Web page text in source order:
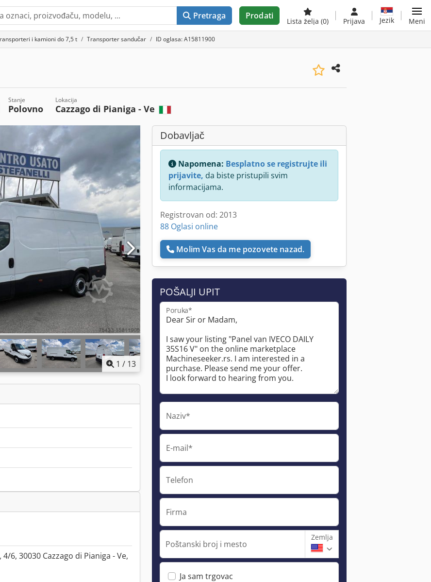
Pretraga Prodati
Lista želja (0) Prijava Jezik Meni
i kamioni do 7,5 t Transporter sandučar ID oglasa: A15811900
Stanje
Polovno
Lokacija
Cazzago di Pianiga - Ve
1 / 13
6, 30030 Cazzago di Pianiga - Ve,
Dobavljač
Napomena: Besplatno se registrujte ili
prijavite, da biste pristupili svim
informacijama.
Registrovan od: 2013
88 Oglasi online
Molim Vas da me pozovete nazad.
POŠALJI UPIT
Poruka*
Naziv*
E-mail*
Telefon
Firma
Poštanski broj i mesto
Zemlja
Ja sam trgovac